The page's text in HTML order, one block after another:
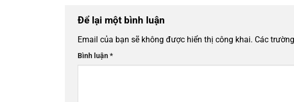
Để lại một bình luận
Email của bạn sẽ không được hiển thị công khai. Các
Bình luận*